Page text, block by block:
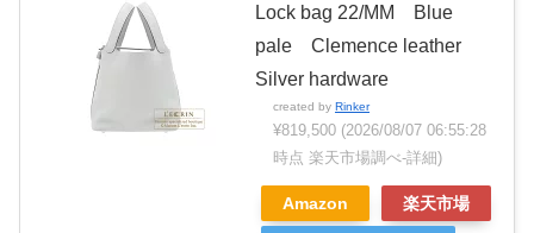
Lock bag 22/MM Blue
pale Clemence leather
Silver hardware
created by Rinker
¥819,500 (2026/08/07 06:55:28
時点 楽天市場調べ-詳細)
Amazon 楽天市場